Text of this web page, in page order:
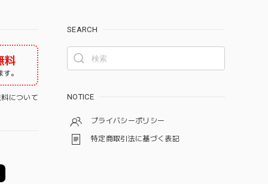
料
。
について
SEARCH
NOTICE
プライバシーポリシー
特定商取引法に基づく表記